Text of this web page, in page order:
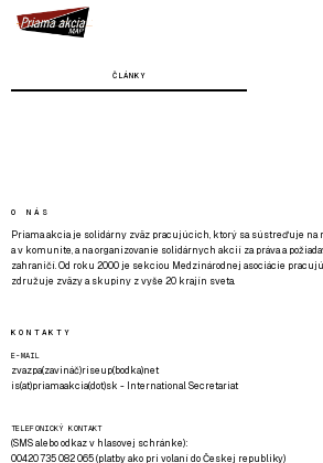
ČLÁNKY
O NÁS
Priama akcia je solidárny zväz pracujúcich, ktorý sa sústreďuje na
a v komunite, a na organizovanie solidárnych akcií za práva a
zahraničí. Od roku 2000 je sekciou Medzinárodnej asociácie
združuje zväzy a skupiny z vyše 20 krajín sveta.
KONTAKTY
E-MAIL
zvazpa(zavináč)riseup(bodka)net
is(at)priamaakcia(dot)sk - International Secretariat
TELEFONICKÝ KONTAKT
(SMS alebo odkaz v hlasovej schránke):
00420 735 082 065 (platby ako pri volaní do Českej republiky)